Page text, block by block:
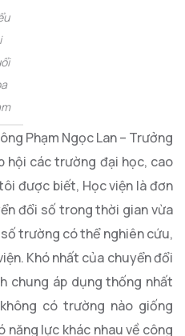
Phạm Ngọc Lan – Trưởng
hội các trường đại học, cao
được biết, Học viện là đơn
đổi số trong thời gian vừa
trường có thể nghiên cứu,
Khó nhất của chuyển đổi
chung áp dụng thống nhất
có trường nào giống
lực khác nhau về công